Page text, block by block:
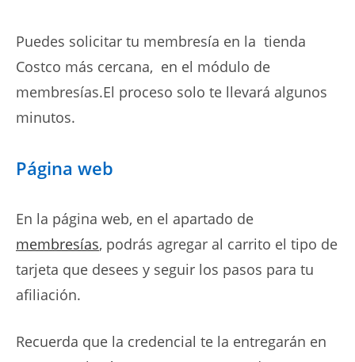
Puedes solicitar tu membresía en la tienda
Costco más cercana, en el módulo de
membresías.El proceso solo te llevará algunos
minutos.
Página web
En la página web, en el apartado de
membresías, podrás agregar al carrito el tipo de
tarjeta que desees y seguir los pasos para tu
afiliación.
Recuerda que la credencial te la entregarán en